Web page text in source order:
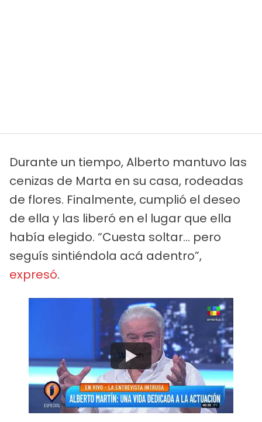
Durante un tiempo, Alberto mantuvo las
cenizas de Marta en su casa, rodeadas
de flores. Finalmente, cumplió el deseo
de ella y las liberó en el lugar que ella
había elegido. “Cuesta soltar… pero
seguís sintiéndola acá adentro”,
expresó.
Watch